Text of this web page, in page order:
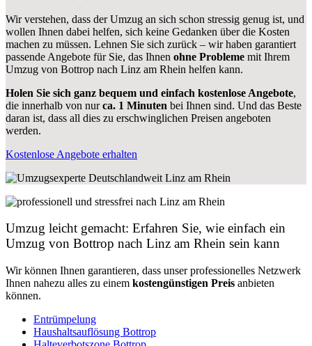
Wir verstehen, dass der Umzug an sich schon stressig genug ist, und
wollen Ihnen dabei helfen, sich keine Gedanken über die Kosten
machen zu müssen. Lehnen Sie sich zurück – wir haben garantiert
passende Angebote für Sie, das Ihnen ohne Probleme mit Ihrem
Umzug von Bottrop nach Linz am Rhein helfen kann.
Holen Sie sich ganz bequem und einfach kostenlose Angebote,
die innerhalb von nurca. 1 Minuten bei Ihnen sind. Und das Beste
daran ist, dass all dies zu erschwinglichen Preisen angeboten
werden.
Kostenlose Angebote erhalten
Umzug leicht gemacht: Erfahren Sie, wie einfach ein
Umzug von Bottrop nach Linz am Rhein sein kann
Wir können Ihnen garantieren, dass unser professionelles Netzwerk
Ihnen nahezu alles zu einem kostengünstigen Preis anbieten
können.
Entrümpelung
Haushaltsauflösung Bottrop